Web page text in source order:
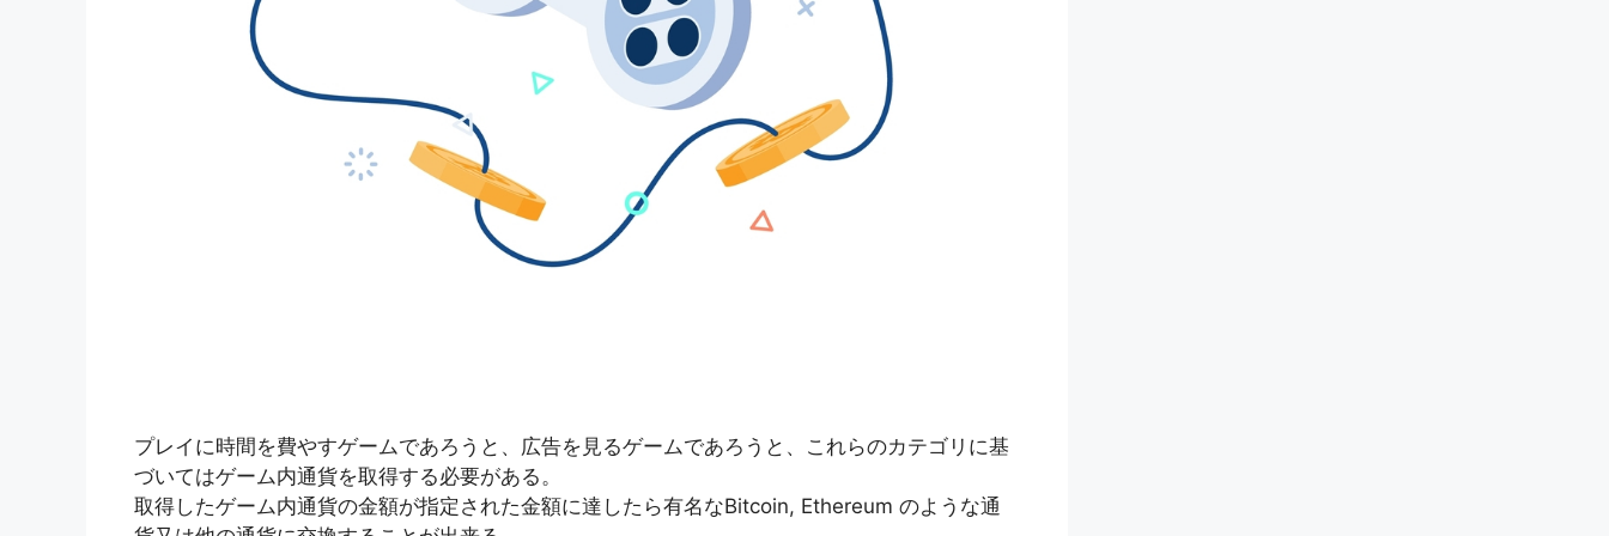
プレイに時間を費やすゲームであろうと、広告を見るゲームであろうと、これらのカテゴリに基
づいてはゲーム内通貨を取得する必要がある。
取得したゲーム内通貨の金額が指定された金額に達したら有名なBitcoin, Ethereum のような通